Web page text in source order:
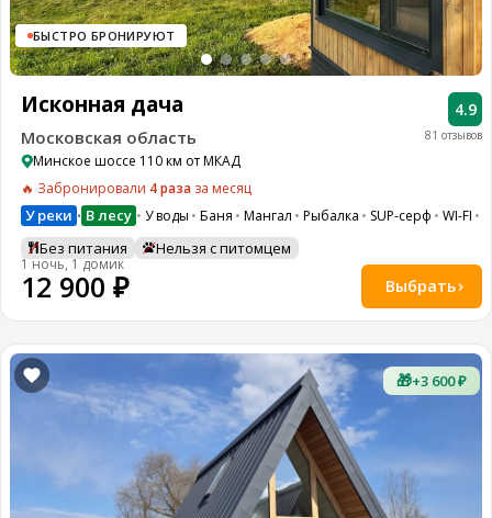
БЫСТРО БРОНИРУЮТ
81 отзывов
4.9
Исконная дача
Московская область
Минское шоссе 110 км от МКАД
🔥 Забронировали 4 раза за месяц
У реки • В лесу У воды Баня Мангал Рыбалка SUP-серф WI-FI
Без питания Нельзя с питомцем
1 ночь, 1 домик
12 900 ₽ Выбрать
🎁+3 600 ₽